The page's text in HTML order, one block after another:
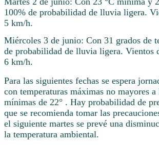
100% de probabilidad de lluvia ligera.
5 km/h.
Miércoles 3 de junio: Con 31 grados de
de probabilidad de lluvia ligera. Vientos
6 km/h.
Para las siguientes fechas se espera
con temperaturas máximas no mayores a
mínimas de 22° . Hay probabilidad de
que se recomienda tomar las
el siguiente martes se prevé una
la temperatura ambiental.